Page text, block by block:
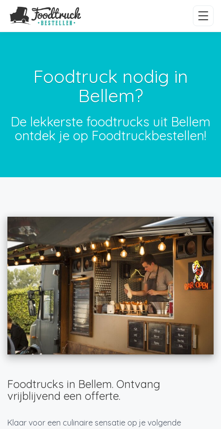
Foodtruck nodig in
Bellem?
De lekkerste foodtrucks uit Bellem
ontdek je op Foodtruckbestellen!
Foodtrucks in Bellem. Ontvang
vrijblijvend een offerte.
Klaar voor een culinaire sensatie op je volgende